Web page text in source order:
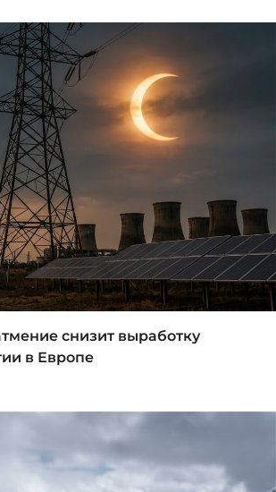
снизит выработку
в Европе